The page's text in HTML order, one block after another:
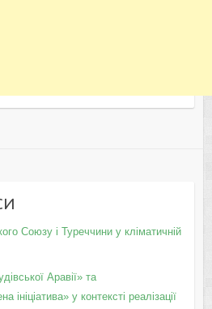
Союзу і Туреччини у кліматичній
Аравії» та
ініціатива» у контексті реалізації